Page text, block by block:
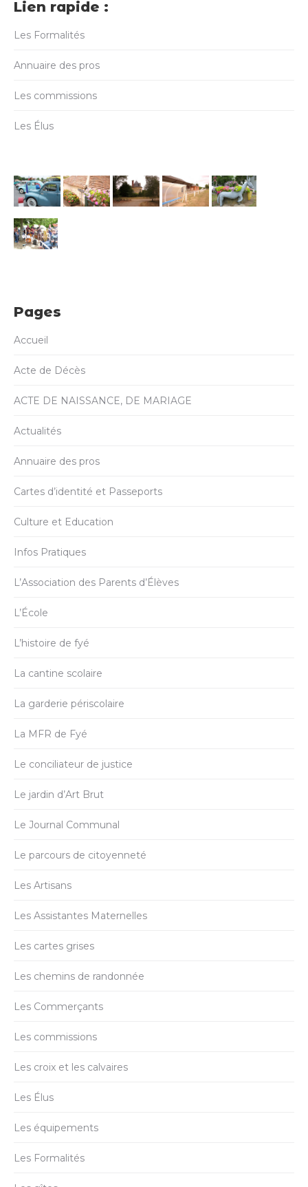
Lien rapide :
Les Formalités
Annuaire des pros
Les commissions
Les Élus
Pages
Accueil
Acte de Décès
ACTE DE NAISSANCE, DE MARIAGE
Actualités
Annuaire des pros
Cartes d’identité et Passeports
Culture et Education
Infos Pratiques
L’Association des Parents d’Élèves
L’École
L’histoire de fyé
La cantine scolaire
La garderie périscolaire
La MFR de Fyé
Le conciliateur de justice
Le jardin d’Art Brut
Le Journal Communal
Le parcours de citoyenneté
Les Artisans
Les Assistantes Maternelles
Les cartes grises
Les chemins de randonnée
Les Commerçants
Les commissions
Les croix et les calvaires
Les Élus
Les équipements
Les Formalités